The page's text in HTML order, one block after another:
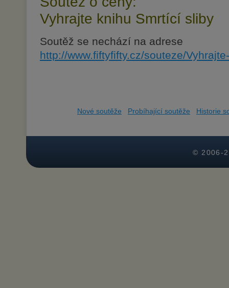
Vyhrajte knihu Smrtící sliby
Soutěž se nechází na adrese
http://www.fiftyfifty.cz/souteze/
Nové soutěže Probíhající soutěže Historie
© 2006-